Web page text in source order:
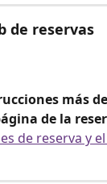
de reservas
más
de la
de reserva y